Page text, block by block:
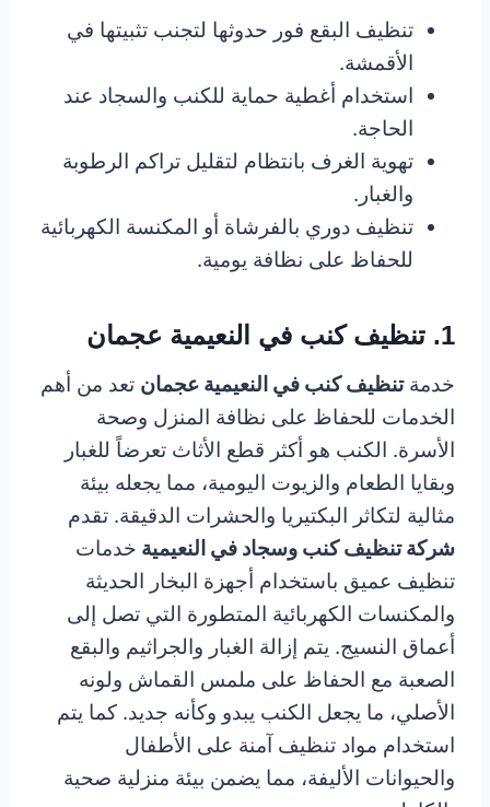
تنظيف البقع فور حدوثها لتجنب تثبيتها في
الأقمشة.
استخدام أغطية حماية للكنب والسجاد عند
الحاجة.
تهوية الغرف بانتظام لتقليل تراكم الرطوبة
والغبار.
تنظيف دوري بالفرشاة أو المكنسة الكهربائية
للحفاظ على نظافة يومية.
1. تنظيف كنب في النعيمية عجمان
خدمةتنظيف كنب في النعيمية عجمان تعد من أهم
الخدمات للحفاظ على نظافة المنزل وصحة
الأسرة. الكنب هو أكثر قطع الأثاث تعرضاً للغبار
وبقايا الطعام والزيوت اليومية، مما يجعله بيئة
مثالية لتكاثر البكتيريا والحشرات الدقيقة. تقدم
شركة تنظيف كنب وسجاد في النعيمية خدمات
تنظيف عميق باستخدام أجهزة البخار الحديثة
والمكنسات الكهربائية المتطورة التي تصل إلى
أعماق النسيج. يتم إزالة الغبار والجراثيم والبقع
الصعبة مع الحفاظ على ملمس القماش ولونه
الأصلي، ما يجعل الكنب يبدو وكأنه جديد. كما يتم
استخدام مواد تنظيف آمنة على الأطفال
والحيوانات الأليفة، مما يضمن بيئة منزلية صحية